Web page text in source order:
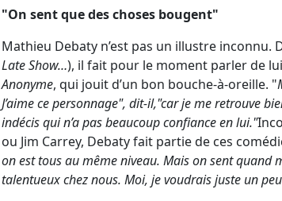
"On sent que des choses bougent"
Mathieu Debaty n’est pas un illustre inconnu.
Late Show…), il fait pour le moment parler de
Anonyme, qui jouit d’un bon bouche-à-oreille. "
J’aime ce personnage", dit-il,"car je me retrouve
indécis qui n’a pas beaucoup confiance en lui."
ou Jim Carrey, Debaty fait partie de ces
on est tous au même niveau. Mais on sent quand
talentueux chez nous. Moi, je voudrais juste un